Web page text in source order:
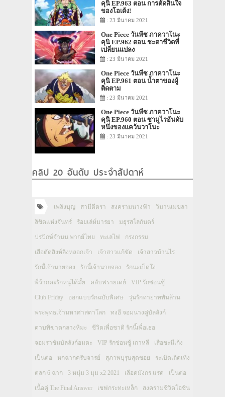
คุนิ EP.963 ตอน การตัดสินใจ
ของโอเด้ง!
: 23 มีนาคม 2021
One Piece วันพีซ ภาควาโนะ
คุนิ EP.962 ตอน ชะตาชีวิตที่
เปลี่ยนแปลง
: 23 มีนาคม 2021
One Piece วันพีซ ภาควาโนะ
คุนิ EP.961 ตอน น้ำตาของผู้
ติดตาม
: 23 มีนาคม 2021
One Piece วันพีซ ภาควาโนะ
คุนิ EP.960 ตอน ซามูไรอันดับ
หนึ่งของแคว้นวาโนะ
: 23 มีนาคม 2021
คลิป 20 อันดับ ประจำสัปดาห์
เพลิงบุญ สามีตีตรา สงครามนางฟ้า วิมานเมขลา
ลิขิตแห่งจันทร์ ร้อยเล่ห์มารยา มธุรสโลกันตร์
ปรปักษ์จำนน พากย์ไทย ทะเลไฟ กรงกรรม
เสือตัดสิงห์ลิงหลอกเจ้า เจ้าสาวแก้ขัด เจ้าสาวบ้านไร่
รักนี้เจ้านายจอง รักนี้เจ้านายจอง รักนะเป็ดโง่
พี่ว้ากคะรักหนูได้มั้ย คลับฟรายเดย์ VIP รักซ่อนชู้
Club Friday ออกแบบรักฉบับพิเศษ วุ่นรักทายาทพันล้าน
พระพุทธเจ้ามหาศาสดาโลก ทงอี จอมนางคู่บัลลังก์
ดาบพิฆาตกลางหิมะ ชีวิตเพื่อชาติ รักนี้เพื่อเธอ
จอมราชันบัลลังก์อมตะ VIP รักซ่อนชู้ เกาหลี เสือชะนีเก้ง
เป็นต่อ หกฉากครับจารย์ สุภาพบุรุษสุดซอย ระเบิดเถิดเทิง
ตลก 6 ฉาก 3 หนุ่ม 3 มุม x2 2021 เลือดมังกร แรด เป็นต่อ
เนื้อคู่ The Final Answer เชฟกระทะเหล็ก สงครามชีวิตโอชิน